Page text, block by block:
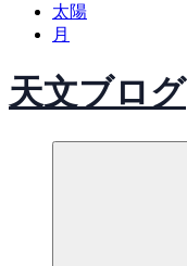
太陽
月
天文ブログ